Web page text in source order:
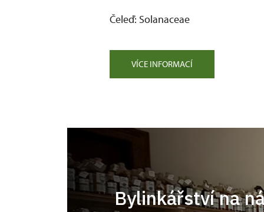
Čeleď: Solanaceae
VÍCE INFORMACÍ
Bylinkářství na